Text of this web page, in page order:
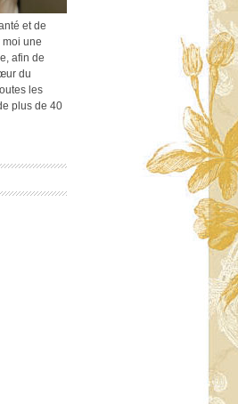
et de
une
afin de
du
les
plus de 40